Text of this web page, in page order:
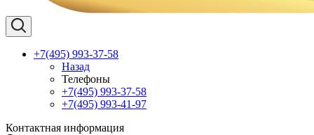
+7(495) 993-37-58
Назад
Телефоны
+7(495) 993-37-58
+7(495) 993-41-97
Контактная информация